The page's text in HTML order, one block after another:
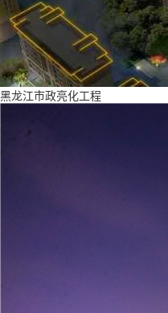
黑龙江市政亮化工程